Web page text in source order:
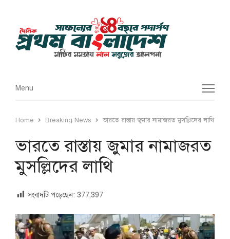
Menu
Menu
Home Breaking News ভারতে রাস্তায় জুমার নামাজরত মুসল্লিদের লাথি
ভারতে রাস্তায় জুমার নামাজরত
মুসল্লিদের লাথি
সংবাদটি পড়েছেন: 377,397